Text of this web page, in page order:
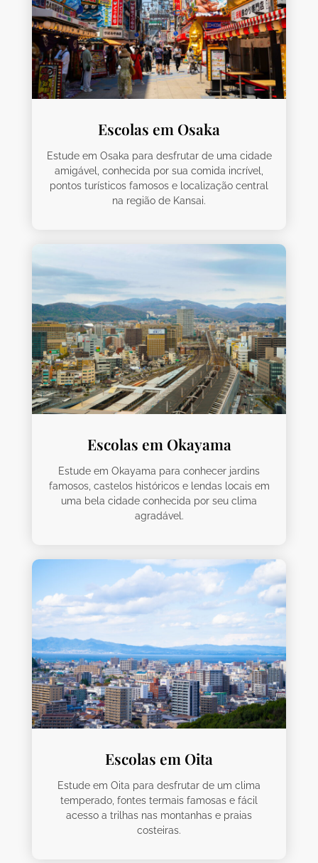
Escolas em Osaka
Estude em Osaka para desfrutar de uma cidade
amigável, conhecida por sua comida incrível,
pontos turísticos famosos e localização central
na região de Kansai.
Escolas em Okayama
Estude em Okayama para conhecer jardins
famosos, castelos históricos e lendas locais em
uma bela cidade conhecida por seu clima
agradável.
Escolas em Oita
Estude em Oita para desfrutar de um clima
temperado, fontes termais famosas e fácil
acesso a trilhas nas montanhas e praias
costeiras.